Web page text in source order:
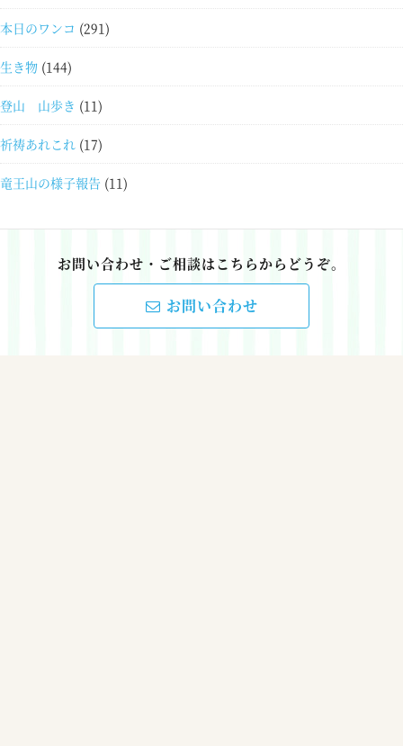
本日のワンコ (291)
生き物 (144)
登山 山歩き (11)
祈祷あれこれ (17)
竜王山の様子報告 (11)
お問い合わせ・ご相談はこちらからどうぞ。
お問い合わせ